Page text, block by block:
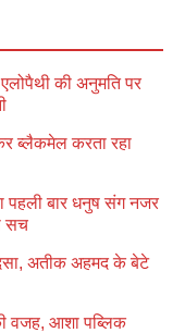
की अनुमति पर
ब्लैकमेल करता रहा
बार धनुष संग नजर
सच
अतीक अहमद के बेटे
वजह, आशा पब्लिक